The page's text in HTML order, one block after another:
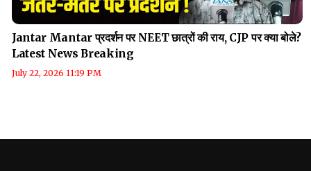
Jantar Mantar प्रदर्शन पर NEET छात्रों की राय, CJP पर क्या बोले?
Latest News Breaking
July 22, 2026 11:19 PM